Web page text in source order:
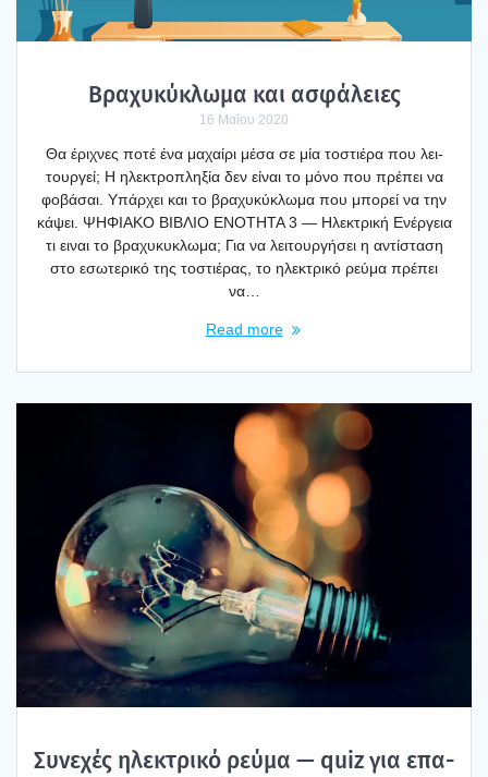
Βρα­χυ­κύ­κλω­μα και ασφά­λειες
16 Μαΐου 2020
Θα έρι­χνες ποτέ ένα μαχαί­ρι μέσα σε μία τοστιέ­ρα που λει­
τουρ­γεί; Η ηλε­κτρο­πλη­ξία δεν είναι το μόνο που πρέ­πει να
φοβά­σαι. Υπάρ­χει και το βρα­χυ­κύ­κλω­μα που μπο­ρεί να την
κάψει. ΨΗΦΙΑΚΟ ΒΙΒΛΙΟ ΕΝΟΤΗΤΑ 3 — Ηλε­κτρι­κή Ενέρ­γεια
τι ειναι το βρα­χυ­κυ­κλω­μα; Για να λει­τουρ­γή­σει η αντί­στα­ση
στο εσω­τε­ρι­κό της τοστιέ­ρας, το ηλε­κτρι­κό ρεύ­μα πρέ­πει
να…
Read more
Συνε­χές ηλε­κτρι­κό ρεύ­μα — quiz για επα­